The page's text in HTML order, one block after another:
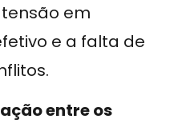
em
e a falta de
entre os